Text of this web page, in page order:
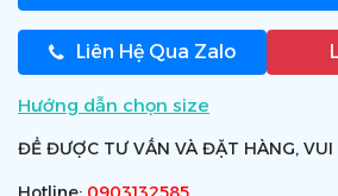
Liên Hệ Qua Zalo
Hướng dẫn chọn size
ĐỂ ĐƯỢC TƯ VẤN VÀ ĐẶT HÀNG, VUI